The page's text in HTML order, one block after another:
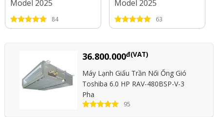
Model 2025
84
Model 2025
63
36.800.000đ(VAT)
Máy Lạnh Giấu Trần Nối Ống Gió
Toshiba 6.0 HP RAV-480BSP-V-3
Pha
95